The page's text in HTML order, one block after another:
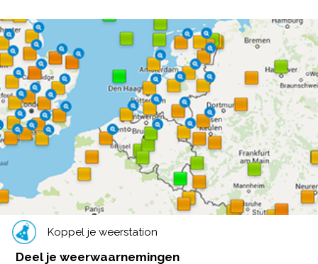
Koppel je weerstation
Deel je weerwaarnemingen